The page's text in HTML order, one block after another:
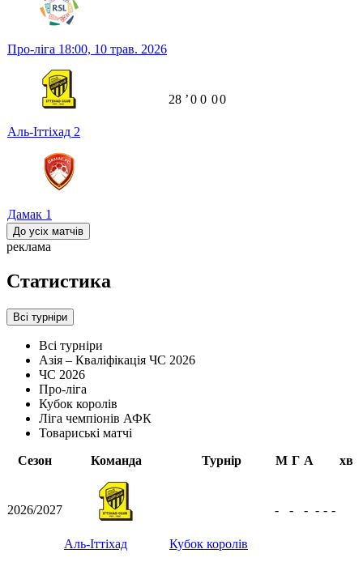
Про-ліга 18:00, 10 трав. 2026
Аль-Іттіхад 2
Дамак 1
28 ʼ0 0 00
До усіх матчів
реклама
Статистика
Всі турніри
Всі турніри
Азія – Кваліфікація ЧС 2026
ЧС 2026
Про-ліга
Кубок королів
Ліга чемпіонів АФК
Товариські матчі
Сезон
Команда Турнір М Г А хв
2026/2027
Аль-Іттіхад Кубок королів
- - - - - -